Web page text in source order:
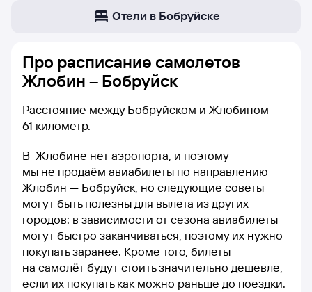
Отели в Бобруйске
Про расписание самолетов
Жлобин – Бобруйск
Расстояние между Бобруйском и Жлобином
61 километр.
В Жлобине нет аэропорта, и поэтому
мы не продаём авиабилеты по направлению
Жлобин — Бобруйск, но следующие советы
могут быть полезны для вылета из других
городов: в зависимости от сезона авиабилеты
могут быстро заканчиваться, поэтому их нужно
покупать заранее. Кроме того, билеты
на самолёт будут стоить значительно дешевле,
если их покупать как можно раньше до поездки.